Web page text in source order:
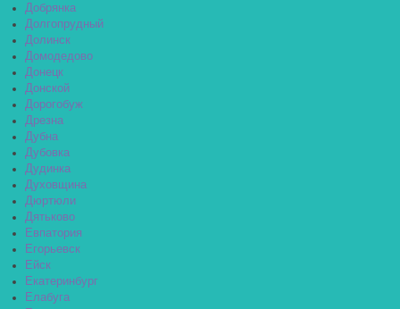
Добрянка
Долгопрудный
Долинск
Домодедово
Донецк
Донской
Дорогобуж
Дрезна
Дубна
Дубовка
Дудинка
Духовщина
Дюртюли
Дятьково
Евпатория
Егорьевск
Ейск
Екатеринбург
Елабуга